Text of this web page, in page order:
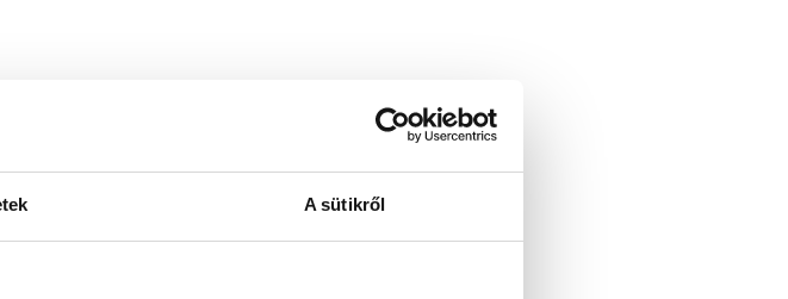
A sütikről